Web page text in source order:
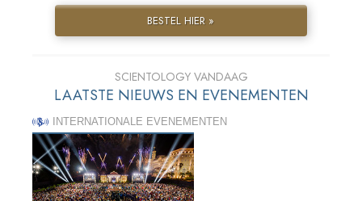
BESTEL HIER »
SCIENTOLOGY VANDAAG
LAATSTE NIEUWS EN EVENEMENTEN
INTERNATIONALE EVENEMENTEN